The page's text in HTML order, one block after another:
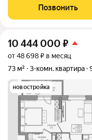
баланс между
Виды на Каму и близость
Позвонить
10 444 000 ₽
от 48 698 ₽ в месяц
73 м²
3-комн. квартира
новостройка